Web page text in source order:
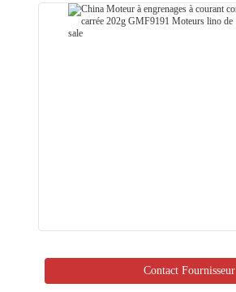
Contact Fournisseur